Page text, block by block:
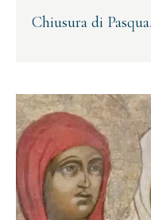
Chiusura di